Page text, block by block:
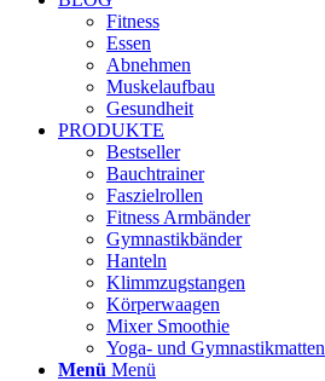
Fitness
Essen
Abnehmen
Muskelaufbau
Gesundheit
PRODUKTE
Bestseller
Bauchtrainer
Faszielrollen
Fitness Armbänder
Gymnastikbänder
Hanteln
Klimmzugstangen
Körperwaagen
Mixer Smoothie
Yoga- und Gymnastikmatten
Menü Menü